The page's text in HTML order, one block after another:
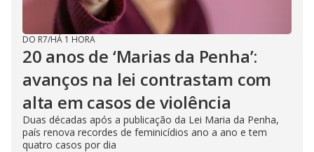
DO R7/HÁ 1 HORA
20 anos de ‘Marias da Penha’:
avanços na lei contrastam com
alta em casos de violência
Duas décadas após a publicação da Lei Maria da Penha,
país renova recordes de feminicídios ano a ano e tem
quatro casos por dia